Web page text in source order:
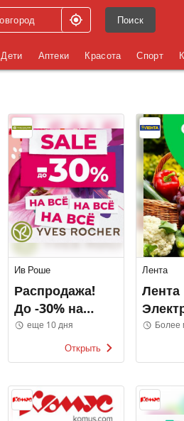
Поиск
Дети Аптеки Красота Спорт
Ив Роше
Распродажа!
До -30% на
все! Ив Роше
еще 10 дня
Открыть
Лента
Лента
Более